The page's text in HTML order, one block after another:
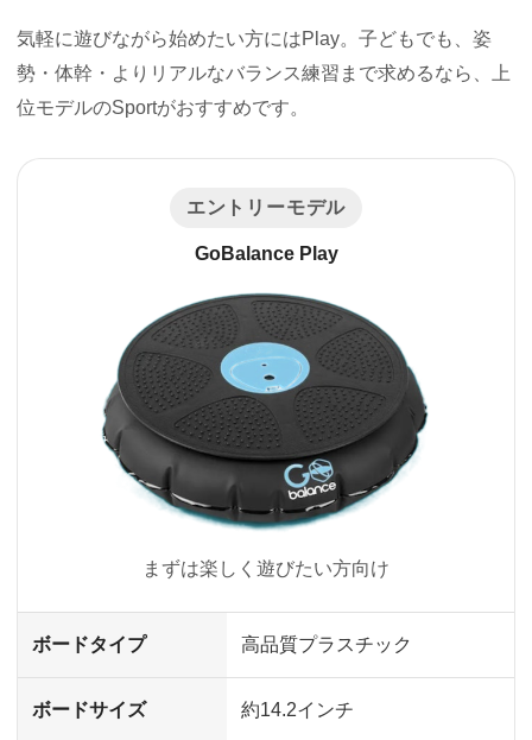
気軽に遊びながら始めたい方にはPlay。子どもでも、姿
勢・体幹・よりリアルなバランス練習まで求めるなら、上
位モデルのSportがおすすめです。
エントリーモデル
GoBalance Play
まずは楽しく遊びたい方向け
ボードタイプ 高品質プラスチック
ボードサイズ 約14.2インチ